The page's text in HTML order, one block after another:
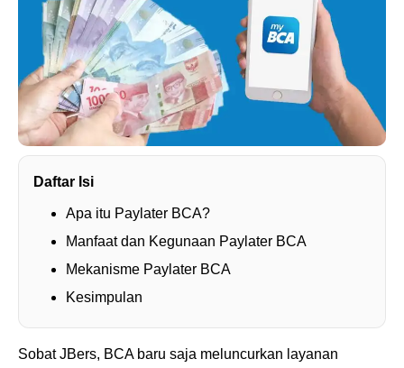
Daftar Isi
Apa itu Paylater BCA?
Manfaat dan Kegunaan Paylater BCA
Mekanisme Paylater BCA
Kesimpulan
Sobat JBers, BCA baru saja meluncurkan layanan